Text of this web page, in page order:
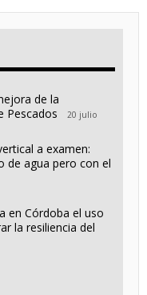
de la
Pescados
20 julio
a examen:
de agua pero con el
en Córdoba el uso
la resiliencia del